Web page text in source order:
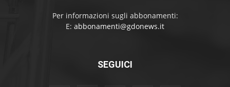
Per informazioni sugli abbonamenti:
E: abbonamenti@gdonews.it
SEGUICI